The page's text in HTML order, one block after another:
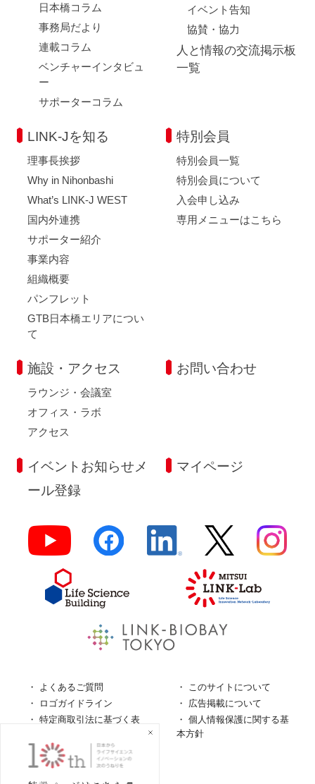
日本橋コラム
事務局だより
連載コラム
ベンチャーインタビュ
ー
サポーターコラム
イベント告知
協賛・協力
人と情報の交流掲示板
一覧
LINK-Jを知る
理事長挨拶
Why in Nihonbashi
What’s LINK-J WEST
国内外連携
サポーター紹介
事業内容
組織概要
パンフレット
GTB日本橋エリアについ
て
特別会員
特別会員一覧
特別会員について
入会申し込み
専用メニューはこちら
施設・アクセス
ラウンジ・会議室
オフィス・ラボ
アクセス
お問い合わせ
イベントお知らせメ
ール登録
マイページ
よくあるご質問
このサイトについて
ロゴガイドライン
広告掲載について
特定商取引法に基づく表
個人情報保護に関する基
本方針
個人情報の取扱について